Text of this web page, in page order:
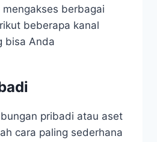
berbagai
beberapa kanal
bisa Anda
pribadi atau aset
cara paling sederhana